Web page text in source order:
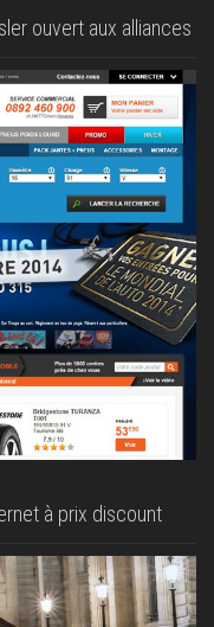
ouvert aux alliances
à prix discount